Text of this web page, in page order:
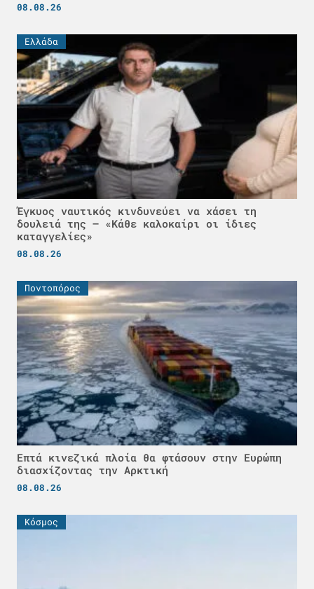
08.08.26
Ελλάδα
Έγκυος ναυτικός κινδυνεύει να χάσει τη
δουλειά της – «Κάθε καλοκαίρι οι ίδιες
καταγγελίες»
08.08.26
Ποντοπόρος
Επτά κινεζικά πλοία θα φτάσουν στην Ευρώπη
διασχίζοντας την Αρκτική
08.08.26
Κόσμος